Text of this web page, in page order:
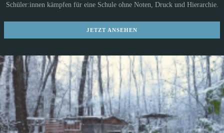
Schüler:innen kämpfen für eine Schule ohne Noten, Druck und Hierarchie.
JETZT ANSEHEN